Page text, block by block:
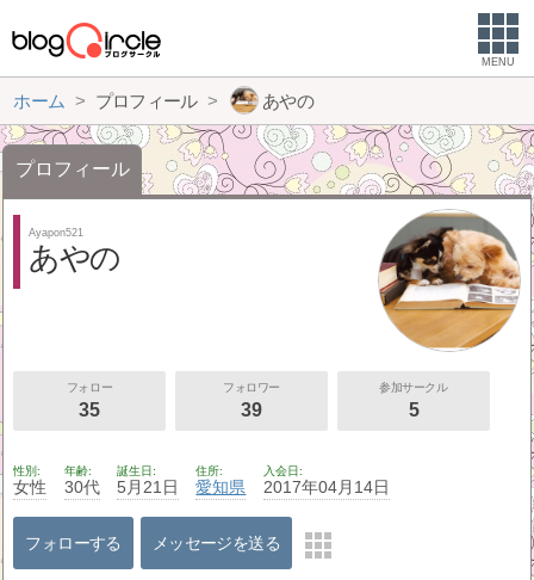
MENU
ホーム プロフィール あやの
プロフィール
Ayapon521
あやの
フォロー
35
フォロワー
39
参加サークル
5
性別
女性
年齢
30代
誕生日
5月21日
住所
愛知県
入会日
2017年04月14日
フォローする メッセージを送る